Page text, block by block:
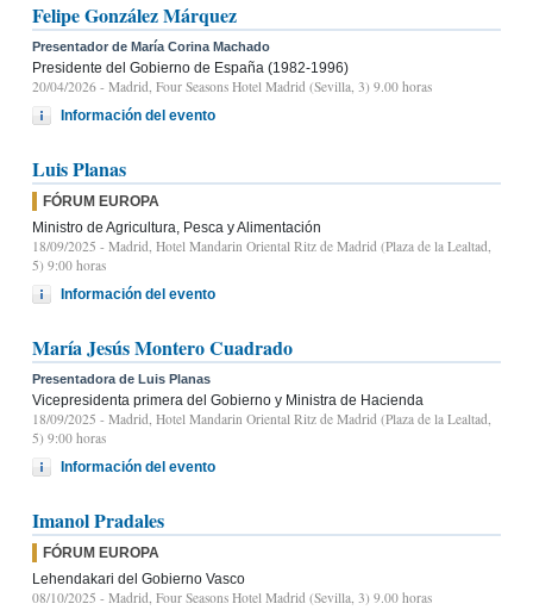
Felipe González Márquez
Presentador de María Corina Machado
Presidente del Gobierno de España (1982-1996)
20/04/2026 - Madrid, Four Seasons Hotel Madrid (Sevilla, 3) 9.00 horas
Información del evento
Luis Planas
FÓRUM EUROPA
Ministro de Agricultura, Pesca y Alimentación
18/09/2025 - Madrid, Hotel Mandarin Oriental Ritz de Madrid (Plaza de la Lealtad,
5) 9:00 horas
Información del evento
María Jesús Montero Cuadrado
Presentadora de Luis Planas
Vicepresidenta primera del Gobierno y Ministra de Hacienda
18/09/2025 - Madrid, Hotel Mandarin Oriental Ritz de Madrid (Plaza de la Lealtad,
5) 9:00 horas
Información del evento
Imanol Pradales
FÓRUM EUROPA
Lehendakari del Gobierno Vasco
08/10/2025 - Madrid, Four Seasons Hotel Madrid (Sevilla, 3) 9.00 horas